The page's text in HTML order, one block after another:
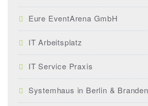
Eure EventArena GmbH
IT Arbeitsplatz
IT Service Praxis
Systemhaus in Berlin &